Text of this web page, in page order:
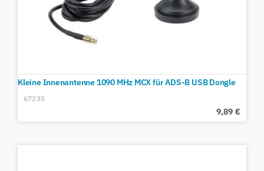
Kleine Innenantenne 1090 MHz MCX für ADS-B USB Dongle
67235
9,89 €